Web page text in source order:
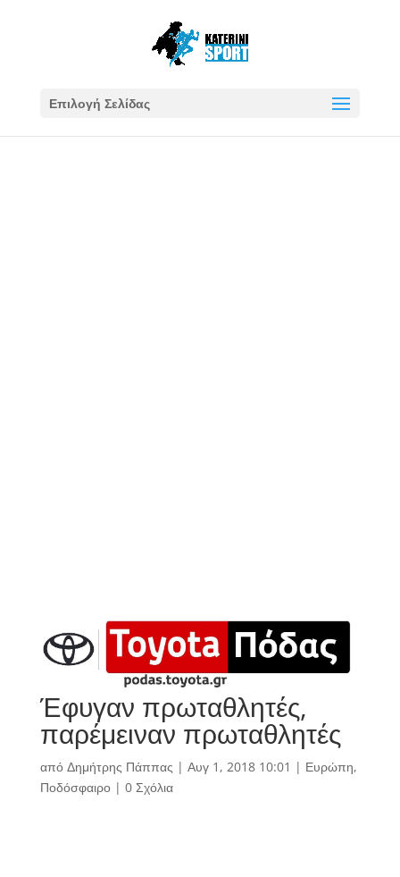
Επιλογή Σελίδας
Έφυγαν πρωταθλητές,
παρέμειναν πρωταθλητές
από Δημήτρης Πάππας | Αυγ 1, 2018 10:01 | Ευρώπη,
Ποδόσφαιρο| 0 Σχόλια